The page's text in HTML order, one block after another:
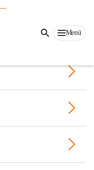
Menü